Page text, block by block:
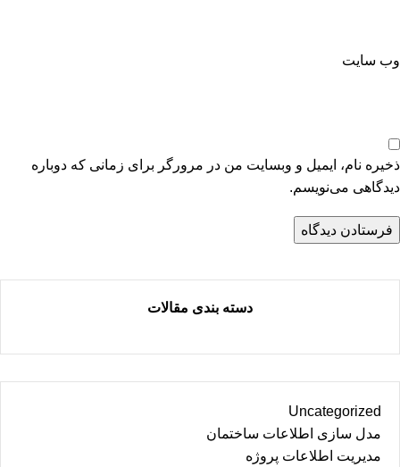
وب‌ سایت
ذخیره نام، ایمیل و وبسایت من در مرورگر برای زمانی که دوباره
دیدگاهی می‌نویسم.
دسته بندی مقالات
Uncategorized
مدل سازی اطلاعات ساختمان
مدیریت اطلاعات پروژه